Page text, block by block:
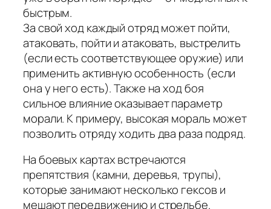
быстрым.
За свой ход каждый отряд может пойти,
атаковать, пойти и атаковать, выстрелить
(если есть соответствующее оружие) или
применить активную особенность (если
она у него есть). Также на ход боя
сильное влияние оказывает параметр
морали. К примеру, высокая мораль может
позволить отряду ходить два раза подряд.
На боевых картах встречаются
препятствия (камни, деревья, трупы),
которые занимают несколько гексов и
мешают передвижению и стрельбе.